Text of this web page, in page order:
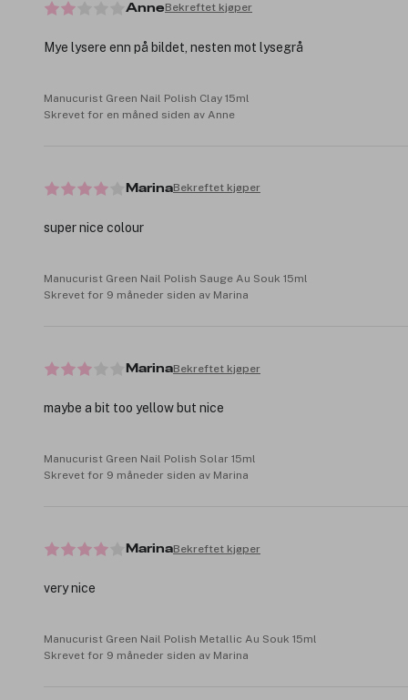
AnneBekreftet kjøper
Mye lysere enn på bildet, nesten mot lysegrå
Manucurist Green Nail Polish Clay 15ml
Skrevet for en måned siden av Anne
MarinaBekreftet kjøper
super nice colour
Manucurist Green Nail Polish Sauge Au Souk 15ml
Skrevet for 9 måneder siden av Marina
MarinaBekreftet kjøper
maybe a bit too yellow but nice
Manucurist Green Nail Polish Solar 15ml
Skrevet for 9 måneder siden av Marina
MarinaBekreftet kjøper
very nice
Manucurist Green Nail Polish Metallic Au Souk 15ml
Skrevet for 9 måneder siden av Marina